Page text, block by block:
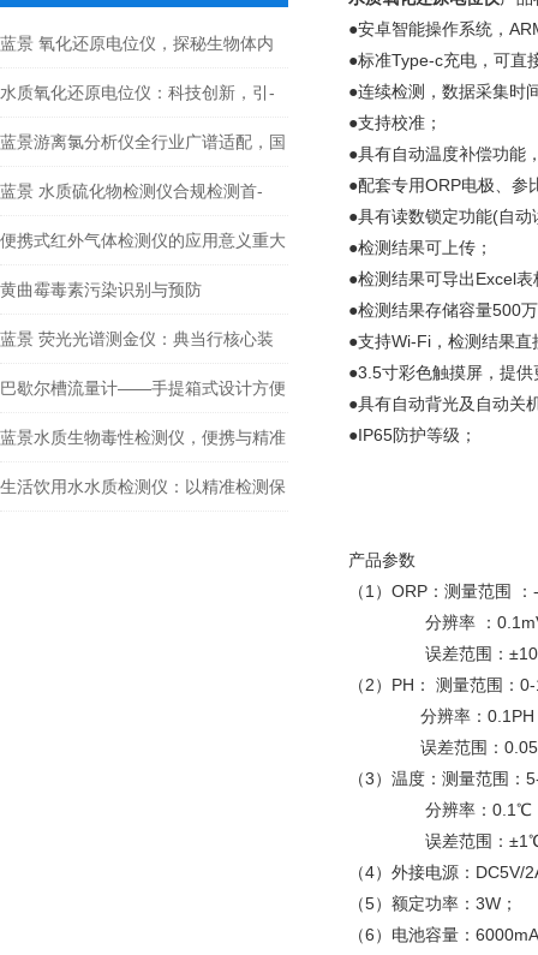
蓝景 氧化还原电位仪，探秘生物体内
的氧化还原密码
水质氧化还原电位仪：科技创新，引-
领水质监测新高度
蓝景游离氯分析仪全行业广谱适配，国
产高配一体化方案
蓝景 水质硫化物检测仪合规检测首-
选，满足各行业标准要求
便携式红外气体检测仪的应用意义重大
黄曲霉毒素污染识别与预防
蓝景 荧光光谱测金仪：典当行核心装
备——公平交易的“信用基石”
巴歇尔槽流量计——手提箱式设计方便
携带
蓝景水质生物毒性检测仪，便携与精准
的和谐统一
生活饮用水水质检测仪：以精准检测保
●安卓智能操作系统，
●标准Type-c充电，可直
●连续检测，数据采集时
●支持校准；
●具有自动温度补偿功能
●配套专用ORP电极、参
●具有读数锁定功能(自
●检测结果可上传；
●检测结果可导出Excel
●检测结果存储容量500
●支持Wi-Fi，检测结果
●3.5寸彩色触摸屏，提
●具有自动背光及自动关
●IP65防护等级；
产品参数
（1）ORP：测量范围
：
分辨率
：
误差范围 ：
（2）PH： 测量范围 ：
分辨率 ： 0.1PH
误差范围：
（3）温度：测量范围 ：
分辨率：0.1℃
误差范围 ：
（4）外接电源：DC5V/
（5）额定功率：3W；
（6）电池容量：